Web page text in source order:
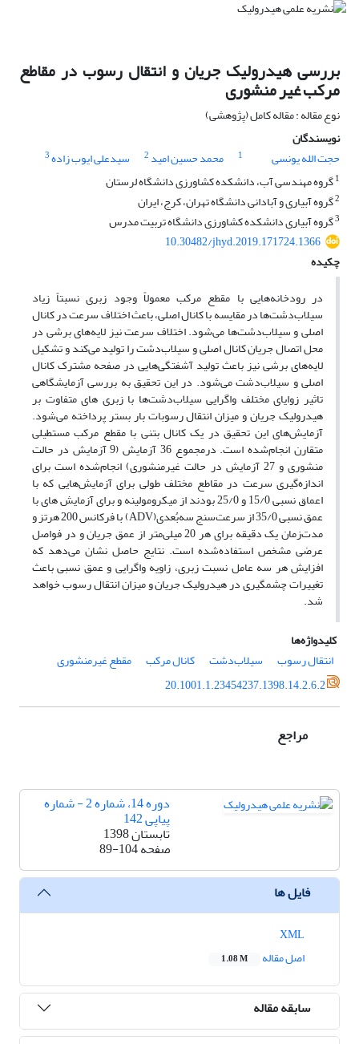
بررسی هیدرولیک جریان و انتقال رسوب در مقاطع
مرکب غیر منشوری
نوع مقاله : مقاله کامل (پژوهشی)
نویسندگان
حجت الله یونسی
1 محمد حسین امید 2 سیدعلی ایوب زاده3
1گروه مهندسی آب، دانشکده کشاورزی دانشگاه لرستان
2گروه آبیاری و آبادانی دانشگاه تهران، کرج، ایران
3گروه آبیاری دانشکده کشاورزی دانشگاه تربیت مدرس
10.30482/jhyd.2019.171724.1366
چکیده
در رودخانه‌هایی با مقطع مرکب معمولاً وجود زبری نسبتاً زیاد
سیلاب‌دشت‌ها در مقایسه با کانال اصلی، باعث اختلاف سرعت در کانال
اصلی و سیلاب‌دشت‌ها می‌شود. اختلاف سرعت نیز لایه‌های برشی در
محل اتصال جریان کانال اصلی و سیلاب‌دشت را تولید می‌کند و تشکیل
لایه‌های برشی نیز باعث تولید آشفتگی‌هایی در صفحه مشترک کانال
اصلی و سیلاب‌دشت می‌شود. در این تحقیق به بررسی آزمایشگاهی
تاثیر زوایای مختلف واگرایی سیلاب‌دشت‌ها با زبری های متفاوت بر
هیدرولیک جریان و میزان انتقال رسوبات بار بستر پرداخته می‌شود.
آزمایش‌های این تحقیق در یک کانال بتنی با مقطع مرکب مستطیلی
متقارن انجام‌شده است. درمجموع 36 آزمایش (9 آزمایش در حالت
منشوری و 27 آزمایش در حالت غیرمنشوری) انجام‌شده است برای
اندازه‌گیری سرعت در مقاطع مختلف طولی برای آزمایش‌هایی که با
اعماق نسبی 15/0 و 25/0 بودند از میکرومولینه و برای آزمایش های با
عمق نسبی 35/0 از سرعت‌سنج سه‌بُعدی(ADV) با فرکانس 200 هرتز و
مدت‌زمان یک دقیقه برای هر 20 میلی‌متر از عمق جریان و در فواصل
عرضی مشخص استفاده‌شده است. نتایج حاصل نشان می‌دهد که
افزایش هر سه عامل نسبت زبری، زاویه واگرایی و عمق نسبی باعث
تغییرات چشمگیری در هیدرولیک جریان و میزان انتقال رسوب خواهد
شد.
کلیدواژه‌ها
انتقال رسوب
سیلاب‌دشت‌ کانال مرکب
مقطع غیرمنشوری
20.1001.1.23454237.1398.14.2.6.2
مراجع
دوره 14، شماره 2 - شماره
پیاپی 142
تابستان 1398
صفحه89-104
فایل ها
اصل مقاله
1.08 M
سابقه مقاله